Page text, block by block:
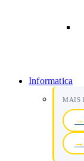
Informatica
MAIS